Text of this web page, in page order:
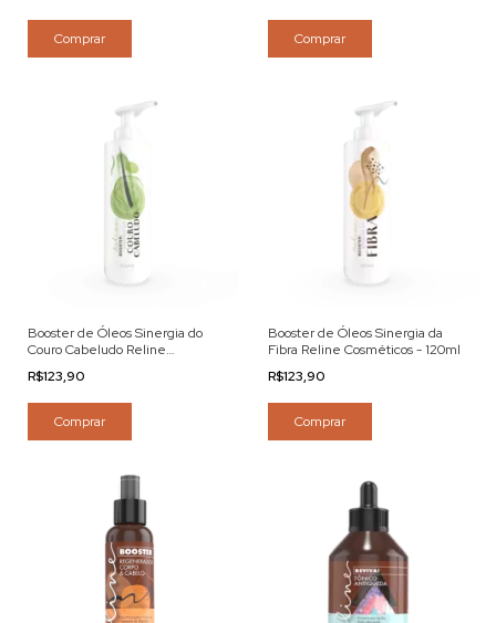
Comprar Comprar
Booster de Óleos Sinergia do
Couro Cabeludo Reline
R$123,90
Comprar
Booster de Óleos Sinergia da
Fibra Reline Cosméticos - 120ml
R$123,90
Comprar